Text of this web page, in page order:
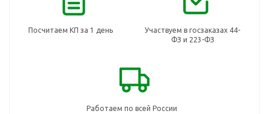
Посчитаем КП за 1 день
Участвуем в госзаказах 44-
ФЗ и 223-ФЗ
Работаем по всей России